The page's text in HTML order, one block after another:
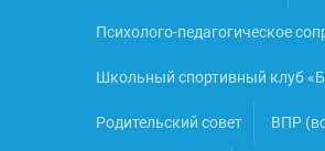
Психолого-педагогическое
Школьный спортивный клуб
Родительский совет ВПР